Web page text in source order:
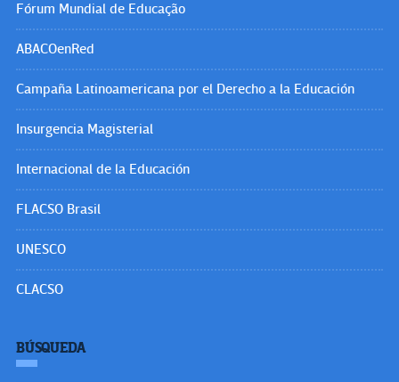
Fórum Mundial de Educação
ABACOenRed
Campaña Latinoamericana por el Derecho a la Educación
Insurgencia Magisterial
Internacional de la Educación
FLACSO Brasil
UNESCO
CLACSO
BÚSQUEDA